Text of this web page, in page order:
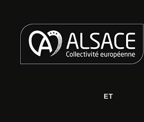
ET